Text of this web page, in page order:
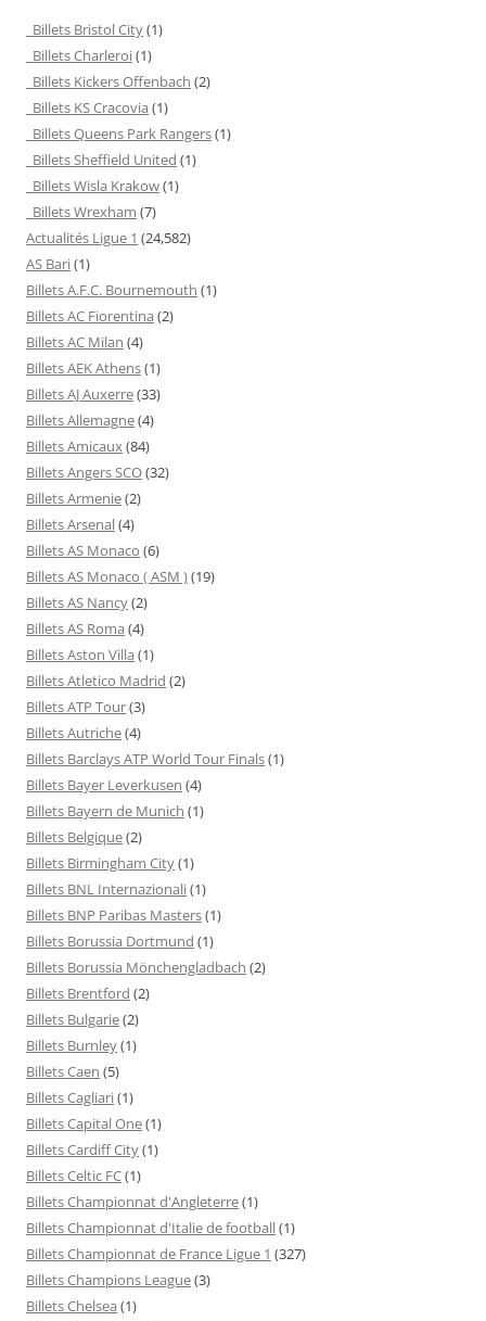
Billets Bristol City(1)
Billets Charleroi(1)
Billets Kickers Offenbach (2)
Billets KS Cracovia (1)
Billets Queens Park Rangers(1)
Billets Sheffield United (1)
Billets Wisla Krakow(1)
Billets Wrexham (7)
Actualités Ligue 1 (24,582)
AS Bari(1)
Billets A.F.C. Bournemouth (1)
Billets AC Fiorentina (2)
Billets AC Milan (4)
Billets AEK Athens(1)
Billets AJ Auxerre(33)
Billets Allemagne(4)
Billets Amicaux(84)
Billets Angers SCO(32)
Billets Armenie(2)
Billets Arsenal(4)
Billets AS Monaco (6)
Billets AS Monaco ( ASM )(19)
Billets AS Nancy(2)
Billets AS Roma (4)
Billets Aston Villa (1)
Billets Atletico Madrid (2)
Billets ATP Tour(3)
Billets Autriche(4)
Billets Barclays ATP World Tour Finals(1)
Billets Bayer Leverkusen (4)
Billets Bayern de Munich (1)
Billets Belgique(2)
Billets Birmingham City(1)
Billets BNL Internazionali(1)
Billets BNP Paribas Masters(1)
Billets Borussia Dortmund (1)
Billets Borussia Mönchengladbach (2)
Billets Brentford (2)
Billets Bulgarie(2)
Billets Burnley(1)
Billets Caen (5)
Billets Cagliari(1)
Billets Capital One(1)
Billets Cardiff City(1)
Billets Celtic FC(1)
Billets Championnat d'Angleterre(1)
Billets Championnat d'Italie de football(1)
Billets Championnat de France Ligue 1 (327)
Billets Champions League(3)
Billets Chelsea (1)